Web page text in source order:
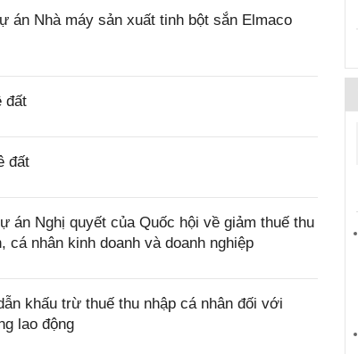
án Nhà máy sản xuất tinh bột sắn Elmaco
đất
đất
án Nghị quyết của Quốc hội về giảm thuế thu
cá nhân kinh doanh và doanh nghiệp
khấu trừ thuế thu nhập cá nhân đối với
lao động